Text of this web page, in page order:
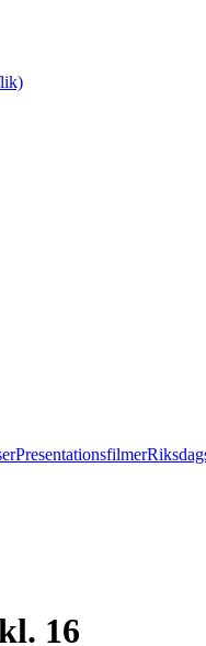
Presentationsfilmer
16